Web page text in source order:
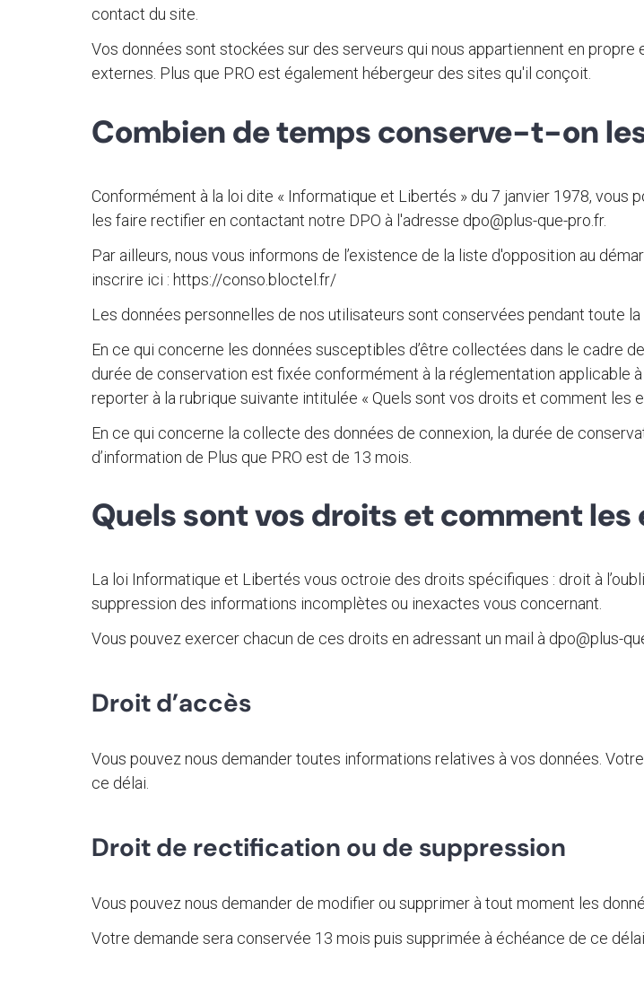
contact du site.
Vos données sont stockées sur des serveurs qui nous appartiennent en
externes. Plus que PRO est également hébergeur des sites qu'il conçoit.
Combien de temps conserve-t-on
Conformément à la loi dite « Informatique et Libertés » du 7 janvier 1978,
les faire rectifier en contactant notre DPO à l'adresse dpo@plus-que-pro.fr.
Par ailleurs, nous vous informons de l’existence de la liste d'opposition au
inscrire ici : https://conso.bloctel.fr/
Les données personnelles de nos utilisateurs sont conservées pendant toute
En ce qui concerne les données susceptibles d’être collectées dans le cadre
durée de conservation est fixée conformément à la réglementation applicable
reporter à la rubrique suivante intitulée « Quels sont vos droits et comment les
En ce qui concerne la collecte des données de connexion, la durée de
d’information de Plus que PRO est de 13 mois.
Quels sont vos droits et comment les
La loi Informatique et Libertés vous octroie des droits spécifiques : droit à
suppression des informations incomplètes ou inexactes vous concernant.
Vous pouvez exercer chacun de ces droits en adressant un mail à dpo@plus-
Droit d’accès
Vous pouvez nous demander toutes informations relatives à vos données.
ce délai.
Droit de rectification ou de suppression
Vous pouvez nous demander de modifier ou supprimer à tout moment les
Votre demande sera conservée 13 mois puis supprimée à échéance de ce délai.